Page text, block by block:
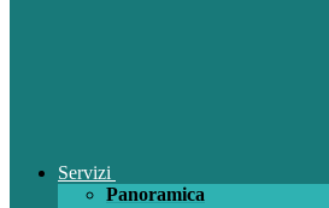
Servizi
Panoramica